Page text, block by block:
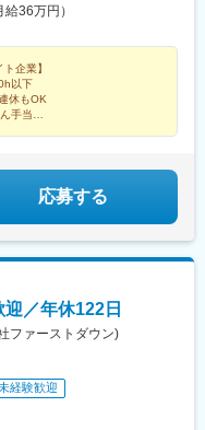
36万円）
企業】
以下
休もOK
手当
応募する
／年休122日
ファーストダウン)
経験歓迎